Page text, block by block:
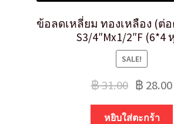
ข้อลดเหลี่ยม ทองเหลือง (ต่
S3/4″Mx1/2″F (6*4
SALE!
฿31.00 ฿ 28.00
หยิบใส่ตะกร้า